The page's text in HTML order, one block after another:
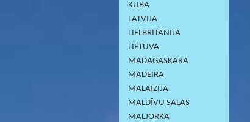
KUBA
LATVIJA
LIELBRITĀNIJA
LIETUVA
MADAGASKARA
MADEIRA
MALAIZIJA
MALDĪVU SALAS
MALJORKA